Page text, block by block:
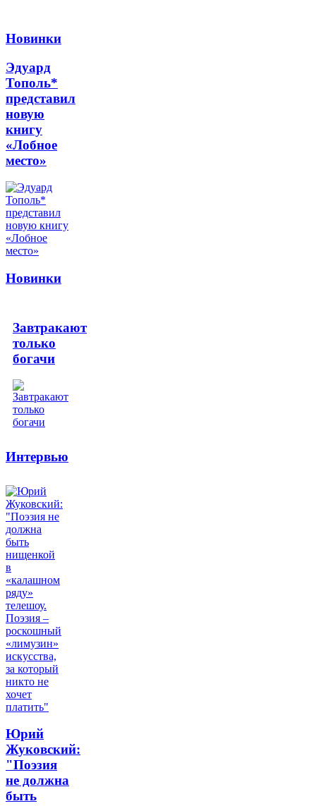
Новинки
Эдуард
Тополь*
представил
новую
книгу
«Лобное
место»
Новинки
Завтракают
только
богачи
Интервью
Юрий
Жуковский:
"Поэзия
не должна
быть